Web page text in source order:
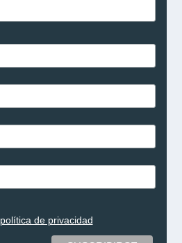
política de privacidad